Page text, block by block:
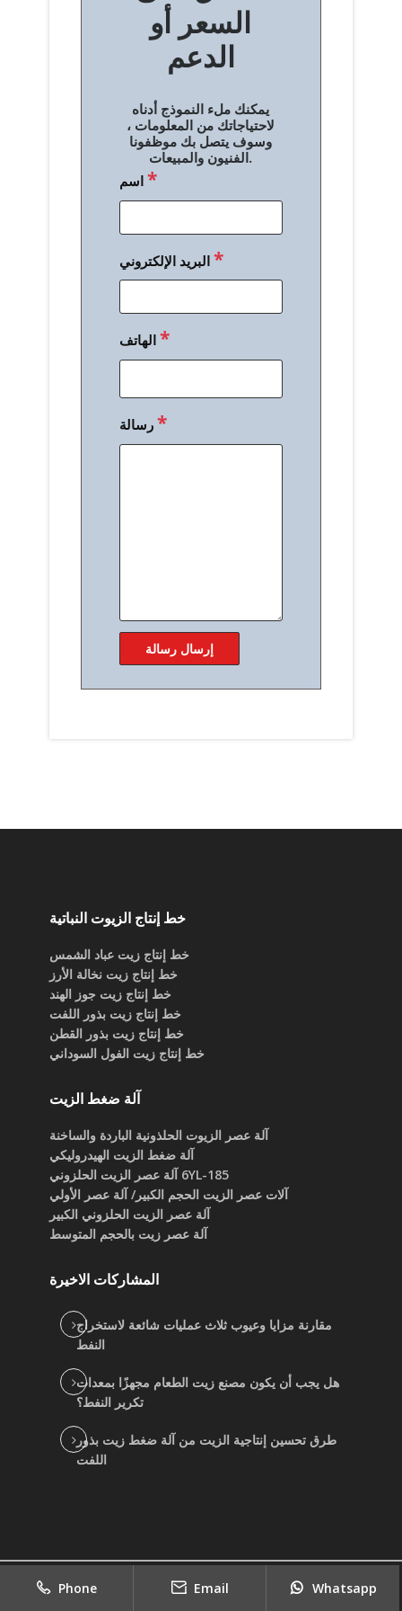
السعر أو
الدعم
يمكنك ملء النموذج أدناه
لاحتياجاتك من المعلومات ،
وسوف يتصل بك موظفونا
الفنيون والمبيعات.
اسم*
البريد الإلكتروني*
الهاتف*
رسالة*
خط إنتاج الزيوت النباتية
خط إنتاج زيت عباد الشمس
خط إنتاج زيت نخالة الأرز
خط إنتاج زيت جوز الهند
خط إنتاج زيت بذور اللفت
خط إنتاج زيت بذور القطن
خط إنتاج زيت الفول السوداني
آلة ضغط الزيت
آلة عصر الزيوت الحلذونية الباردة والساخنة
آلة ضغط الزيت الهيدروليكي
6YL-185 آلة عصر الزيت الحلزوني
آلات عصر الزيت الحجم الكبير/ آلة عصر الأولي
آلة عصر الزيت الحلزوني الكبير
آلة عصر زيت بالحجم المتوسط
المشاركات الاخيرة
مقارنة مزايا وعيوب ثلاث عمليات شائعة لاستخراج
النفط
هل يجب أن يكون مصنع زيت الطعام مجهزًا بمعدات
تكرير النفط؟
طرق تحسين إنتاجية الزيت من آلة ضغط زيت بذور
اللفت
copyright 2022 جيد بيع موردي آلة الزيت النباتي|
Phone Email Whatsapp